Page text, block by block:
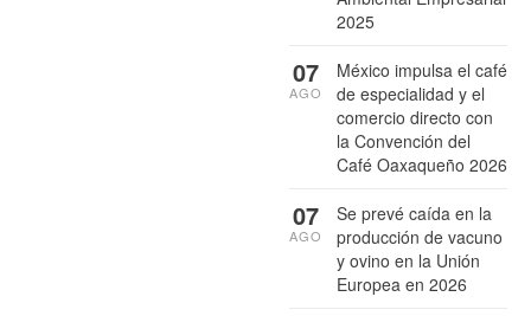
2025
México impulsa el café
de especialidad y el
comercio directo con
la Convención del
Café Oaxaqueño 2026
07
AGO
Se prevé caída en la
producción de vacuno
y ovino en la Unión
Europea en 2026
07
AGO